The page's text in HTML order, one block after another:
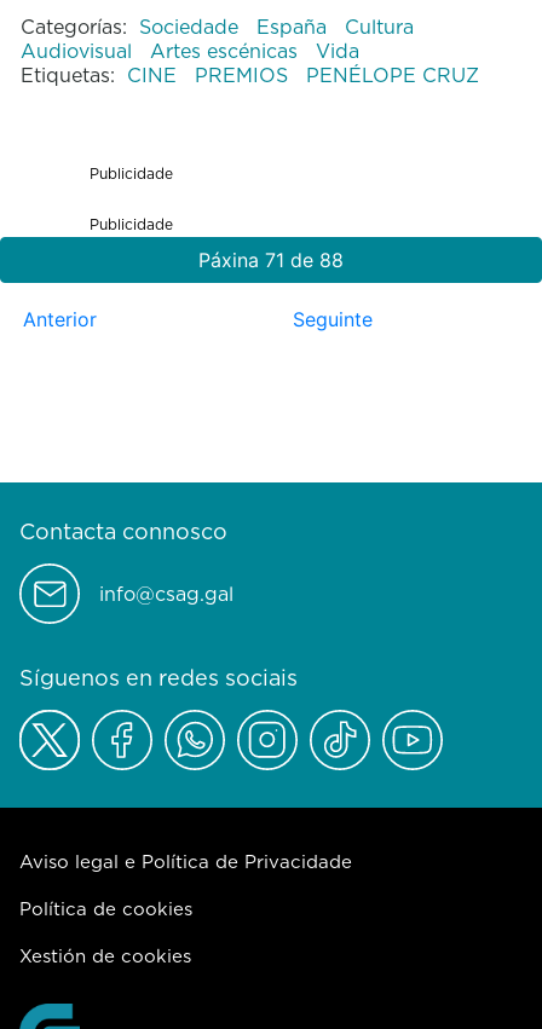
Categorías: Sociedade España
Cultura
Audiovisual
Artes escénicas
Vida
Etiquetas: CINE PREMIOS PENÉLOPE CRUZ
Publicidade
Publicidade
Páxina 71 de 88
Anterior Seguinte
Contacta connosco
info@csag.gal
Síguenos en redes sociais
Aviso legal e Política de Privacidade
Política de cookies
Xestión de cookies